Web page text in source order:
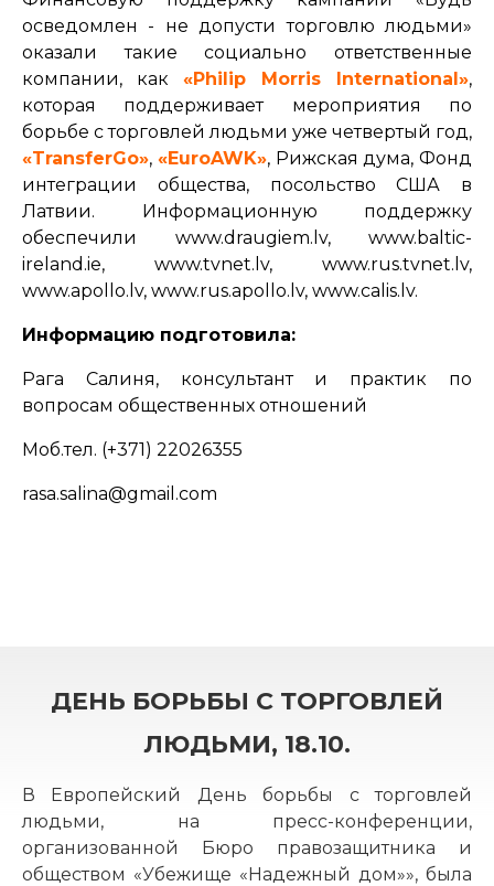
осведомлен - не допусти торговлю людьми»
оказали такие социально ответственные
компании, как «Philip Morris International»,
которая поддерживает мероприятия по
борьбе с торговлей людьми уже четвертый год,
«TransferGo», «EuroAWK», Рижская дума, Фонд
интеграции общества, посольство США в
Латвии. Информационную поддержку
обеспечили www.draugiem.lv, www.baltic-
ireland.ie, www.tvnet.lv, www.rus.tvnet.lv,
www.apollo.lv, www.rus.apollo.lv, www.calis.lv.
Информацию подготовила:
Рага Салиня, консультант и практик по
вопросам общественных отношений
Моб.тел. (+371) 22026355
rasa.salina@gmail.com
ДЕНЬ БОРЬБЫ С ТОРГОВЛЕЙ
ЛЮДЬМИ, 18.10.
В Европейский День борьбы с торговлей
людьми, на пресс-конференции,
организованной Бюро правозащитника и
обществом «Убежище «Надежный дом»», была